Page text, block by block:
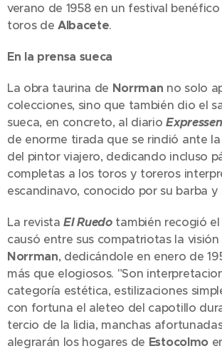
verano de 1958 en un festival
toros deAlbacete.
En la prensa sueca
La obra taurina de Norrman no solo
colecciones, sino que también dio el
sueca, en concreto, al diarioExpressen
de enorme tirada que se rindió ante
del pintor viajero, dedicando incluso
completas a los toros y toreros
escandinavo, conocido por su barba y
La revista El Ruedotambién recogió
causó entre sus compatriotas la
Norrman, dedicándole en enero de
más que elogiosos. "Son
categoría estética, estilizaciones
con fortuna el aleteo del capotillo
tercio de la lidia, manchas
alegrarán los hogares de Estocolmo